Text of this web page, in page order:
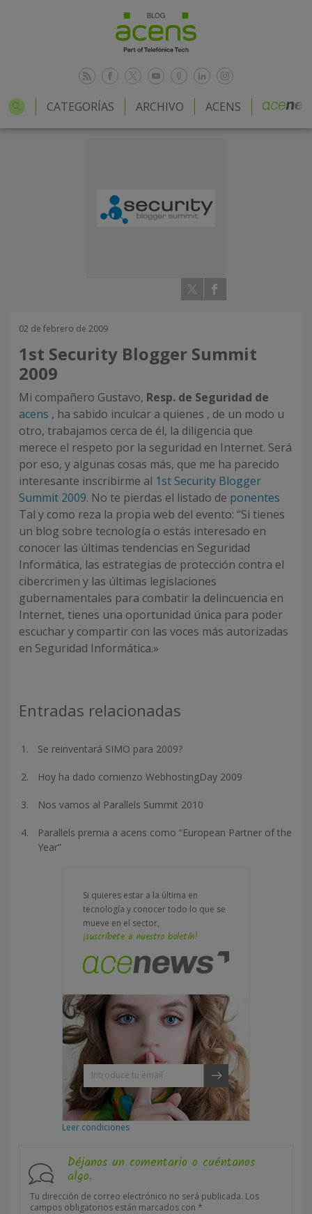
CATEGORÍAS ARCHIVO ACENS
02 de febrero de 2009
1st Security Blogger Summit
2009
Mi compañero Gustavo, Resp. de Seguridad de
acens , ha sabido inculcar a quienes , de un modo u
otro, trabajamos cerca de él, la diligencia que
merece el respeto por la seguridad en Internet. Será
por eso, y algunas cosas más, que me ha parecido
interesante inscribirme al 1st Security Blogger
Summit 2009. No te pierdas el listado de ponentes
Tal y como reza la propia web del evento: “Si tienes
un blog sobre tecnología o estás interesado en
conocer las últimas tendencias en Seguridad
Informática, las estrategias de protección contra el
cibercrimen y las últimas legislaciones
gubernamentales para combatir la delincuencia en
Internet, tienes una oportunidad única para poder
escuchar y compartir con las voces más autorizadas
en Seguridad Informática.»
Entradas relacionadas
Se reinventará SIMO para 2009?
Hoy ha dado comienzo WebhostingDay 2009
Nos vamos al Parallels Summit 2010
Parallels premia a acens como “European Partner of the
Year”
Si quieres estar a la última en
tecnología y conocer todo lo que se
mueve en el sector,
¡suscríbete a nuestro boletín!
Leer condiciones
Déjanos un comentario o cuéntanos
algo.
Tu dirección de correo electrónico no será publicada. Los
campos obligatorios están marcados con *